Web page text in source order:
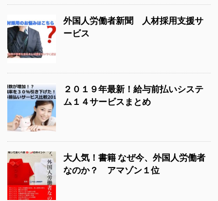
外国人労働者新聞 人材採用支援サ
ービス
２０１９年最新！給与前払いシステ
ム１４サービスまとめ
大人気！書籍 なぜ今、外国人労働者
なのか？ アマゾン１位